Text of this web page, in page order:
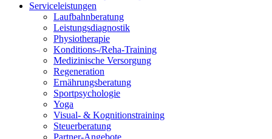
Serviceleistungen
Laufbahnberatung
Leistungsdiagnostik
Physiotherapie
Konditions-/Reha-Training
Medizinische Versorgung
Regeneration
Ernährungsberatung
Sportpsychologie
Yoga
Visual- & Kognitionstraining
Steuerberatung